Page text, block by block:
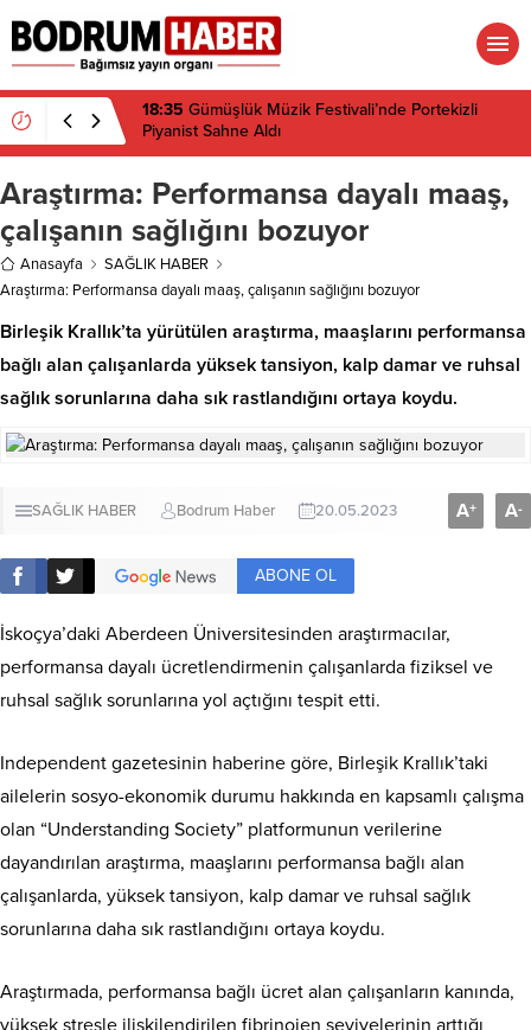
18:35 Gümüşlük Müzik Festivali’nde Portekizli
Piyanist Sahne Aldı
Araştırma: Performansa dayalı maaş,
çalışanın sağlığını bozuyor
Anasayfa
SAĞLIK HABER
Araştırma: Performansa dayalı maaş, çalışanın sağlığını bozuyor
Birleşik Krallık’ta yürütülen araştırma, maaşlarını performansa
bağlı alan çalışanlarda yüksek tansiyon, kalp damar ve ruhsal
sağlık sorunlarına daha sık rastlandığını ortaya koydu.
SAĞLIK HABER Bodrum Haber 20.05.2023 A+ A-
ABONE OL
İskoçya’daki Aberdeen Üniversitesinden araştırmacılar,
performansa dayalı ücretlendirmenin çalışanlarda fiziksel ve
ruhsal sağlık sorunlarına yol açtığını tespit etti.
Independent gazetesinin haberine göre, Birleşik Krallık’taki
ailelerin sosyo-ekonomik durumu hakkında en kapsamlı çalışma
olan “Understanding Society” platformunun verilerine
dayandırılan araştırma, maaşlarını performansa bağlı alan
çalışanlarda, yüksek tansiyon, kalp damar ve ruhsal sağlık
sorunlarına daha sık rastlandığını ortaya koydu.
Araştırmada, performansa bağlı ücret alan çalışanların kanında,
yüksek stresle ilişkilendirilen fibrinojen seviyelerinin arttığı